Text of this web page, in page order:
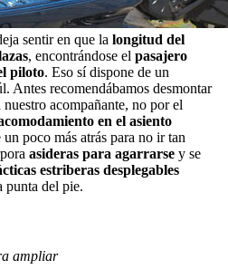
sentir en que la longitud del
, encontrándose el pasajero
piloto. Eso sí dispone de un
Antes recomendábamos desmontar
acompañante, no por el
en el asiento
poco más atrás para no ir tan
asideras para agarrarse y se
estriberas desplegables
punta del pie.
ampliar